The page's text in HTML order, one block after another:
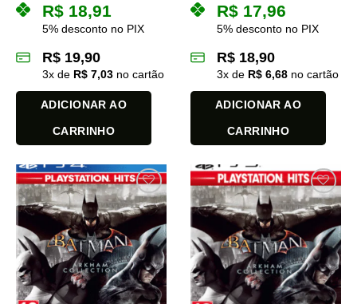
R$ 18,91
5% desconto no PIX
R$ 19,90
3x de R$ 7,03 no cartão
ADICIONAR AO
CARRINHO
R$ 17,96
5% desconto no PIX
R$ 18,90
3x de R$ 6,68 no cartão
ADICIONAR AO
CARRINHO